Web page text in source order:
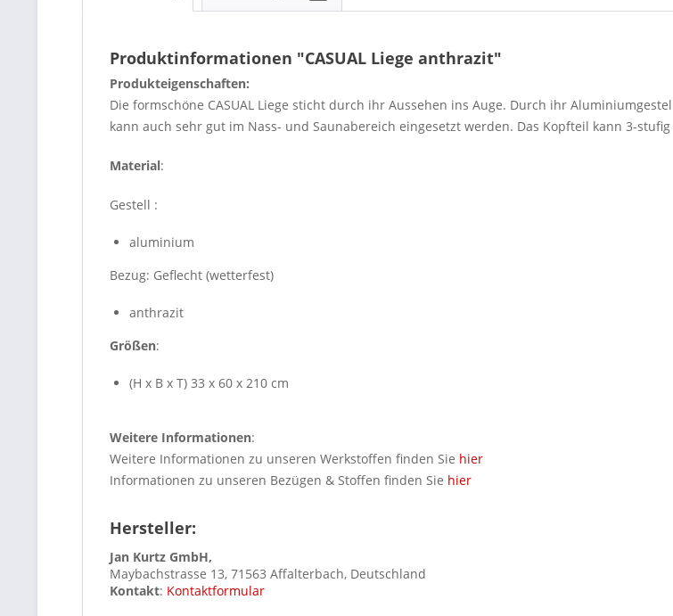
Produktinformationen "CASUAL Liege anthrazit"
Produkteigenschaften:
Die formschöne CASUAL Liege sticht durch ihr Aussehen ins Auge. Durch ihr
kann auch sehr gut im Nass- und Saunabereich eingesetzt werden. Das Kopfteil kann 3-
Material:
Gestell :
aluminium
Bezug: Geflecht (wetterfest)
anthrazit
Größen:
(H x B x T) 33 x 60 x 210 cm
Weitere Informationen:
Weitere Informationen zu unseren Werkstoffen finden Sie hier
Informationen zu unseren Bezügen & Stoffen finden Sie hier
Hersteller:
Jan Kurtz GmbH,
Maybachstrasse 13, 71563 Affalterbach, Deutschland
Kontakt: Kontaktformular